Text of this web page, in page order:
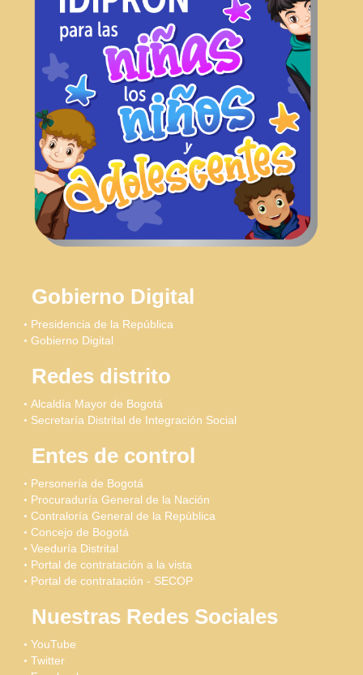
Gobierno Digital
Presidencia de la República
Gobierno Digital
Redes distrito
Alcaldía Mayor de Bogotá
Secretaría Distrital de Integración Social
Entes de control
Personería de Bogotá
Procuraduría General de la Nación
Contraloría General de la República
Concejo de Bogotá
Veeduría Distrital
Portal de contratación a la vista
Portal de contratación - SECOP
Nuestras Redes Sociales
YouTube
Twitter